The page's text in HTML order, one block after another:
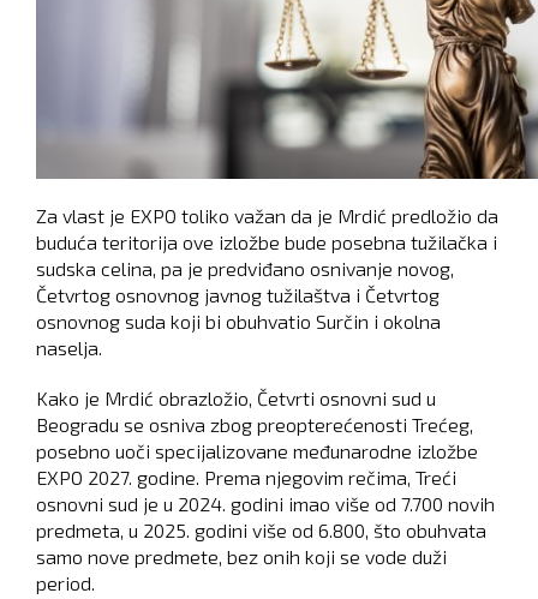
Za vlast je EXPO toliko važan da je Mrdić predložio da
buduća teritorija ove izložbe bude posebna tužilačka i
sudska celina, pa je predviđano osnivanje novog,
Četvrtog osnovnog javnog tužilaštva i Četvrtog
osnovnog suda koji bi obuhvatio Surčin i okolna
naselja.
Kako je Mrdić obrazložio, Četvrti osnovni sud u
Beogradu se osniva zbog preopterećenosti Trećeg,
posebno uoči specijalizovane međunarodne izložbe
EXPO 2027. godine. Prema njegovim rečima, Treći
osnovni sud je u 2024. godini imao više od 7.700 novih
predmeta, u 2025. godini više od 6.800, što obuhvata
samo nove predmete, bez onih koji se vode duži
period.